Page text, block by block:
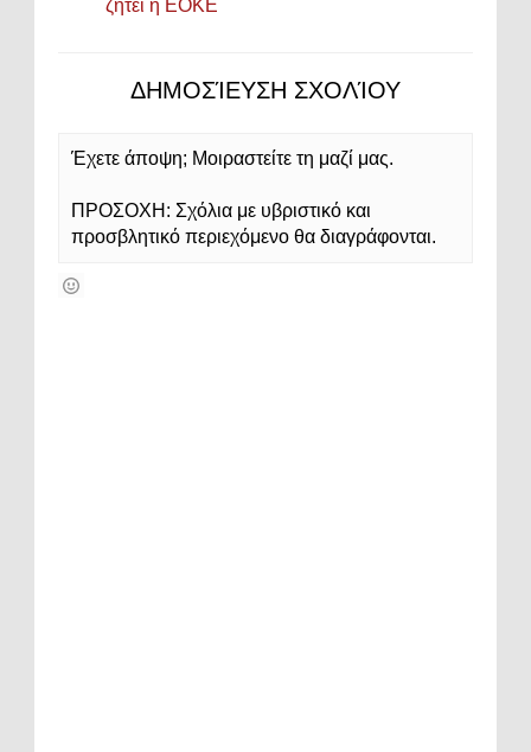
ζητεί η ΕΟΚΕ
ΔΗΜΟΣΊΕΥΣΗ ΣΧΟΛΊΟΥ
Έχετε άποψη; Μοιραστείτε τη μαζί μας.
ΠΡΟΣΟΧΗ: Σχόλια με υβριστικό και
προσβλητικό περιεχόμενο θα διαγράφονται.